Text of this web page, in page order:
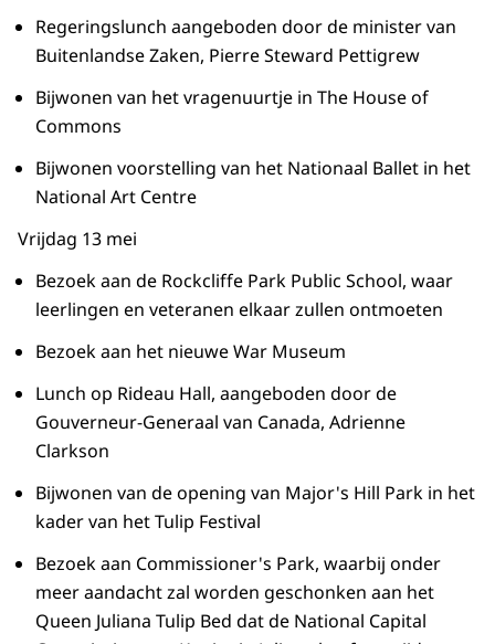
Regeringslunch aangeboden door de minister van
Buitenlandse Zaken, Pierre Steward Pettigrew
Bijwonen van het vragenuurtje in The House of
Commons
Bijwonen voorstelling van het Nationaal Ballet in het
National Art Centre
Vrijdag 13 mei
Bezoek aan de Rockcliffe Park Public School, waar
leerlingen en veteranen elkaar zullen ontmoeten
Bezoek aan het nieuwe War Museum
Lunch op Rideau Hall, aangeboden door de
Gouverneur-Generaal van Canada, Adrienne
Clarkson
Bijwonen van de opening van Major's Hill Park in het
kader van het Tulip Festival
Bezoek aan Commissioner's Park, waarbij onder
meer aandacht zal worden geschonken aan het
Queen Juliana Tulip Bed dat de National Capital